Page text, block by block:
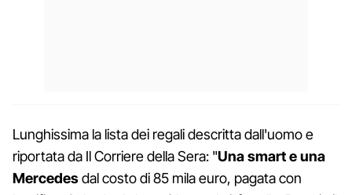
Lunghissima la lista dei regali descritta dall'uomo e
riportata da Il Corriere della Sera: "Una smart e una
Mercedesdal costo di 85 mila euro, pagata con